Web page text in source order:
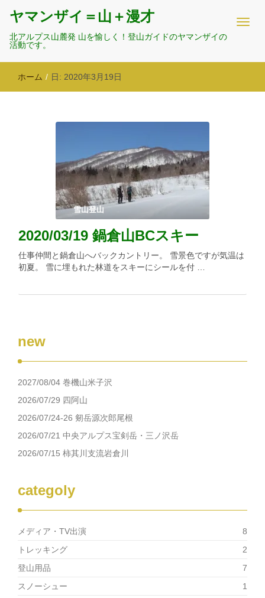
ヤマンザイ＝山＋漫才
北アルプス山麓発 山を愉しく！登山ガイドのヤマンザイの
活動です。
ホーム / 日: 2020年3月19日
雪山登山
2020/03/19 鍋倉山BCスキー
仕事仲間と鍋倉山へバックカントリー。 雪景色ですが気温は
初夏。 雪に埋もれた林道をスキーにシールを付 …
new
2027/08/04 巻機山米子沢
2026/07/29 四阿山
2026/07/24-26 剱岳源次郎尾根
2026/07/21 中央アルプス宝剣岳・三ノ沢岳
2026/07/15 柿其川支流岩倉川
categoly
メディア・TV出演
8
トレッキング
2
登山用品
7
スノーシュー
1